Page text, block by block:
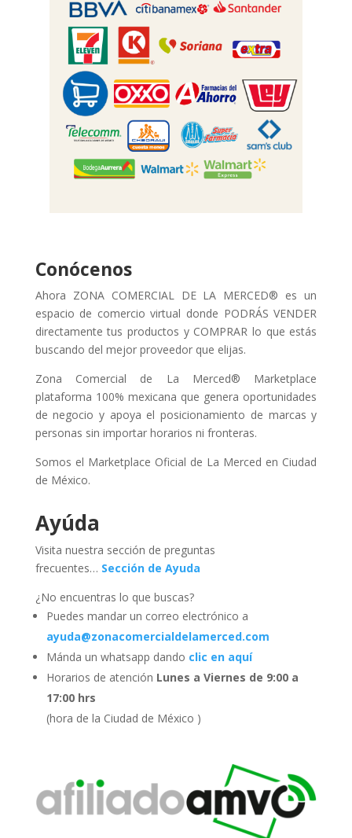
Conócenos
Ahora ZONA COMERCIAL DE LA MERCED® es un
espacio de comercio virtual donde PODRÁS VENDER
directamente tus productos y COMPRAR lo que estás
buscando del mejor proveedor que elijas.
Zona Comercial de La Merced® Marketplace
plataforma 100% mexicana que genera oportunidades
de negocio y apoya el posicionamiento de marcas y
personas sin importar horarios ni fronteras.
Somos el Marketplace Oficial de La Merced en Ciudad
de México.
Ayúda
Visita nuestra sección de preguntas
frecuentes… Sección de Ayuda
¿No encuentras lo que buscas?
Puedes mandar un correo electrónico a
ayuda@zonacomercialdelamerced.com
Mánda un whatsapp dando clic en aquí
Horarios de atención Lunes a Viernes de 9:00 a
17:00 hrs
(hora de la Ciudad de México )